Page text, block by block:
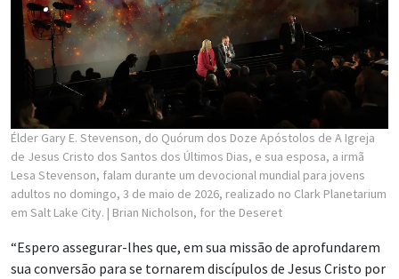
Élder Gary E. Stevenson, do Quórum dos Doze Apóstolos de A Igreja
de Jesus Cristo dos Santos dos Últimos Dias, e sua esposa, a irmã
Lesa Stevenson, falam durante um devocional mundial para jovens
adultos no domingo, 3 de maio de 2026, realizado no Clark Planetarium
em Salt Lake City. | Brian Nicholson, for the Deseret
“Espero assegurar-lhes que, em sua missão de aprofundarem
sua conversão para se tornarem discípulos de Jesus Cristo por